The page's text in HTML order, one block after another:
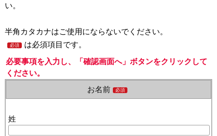
い。
半角カタカナはご使用にならないでください。
必須
は必須項目です。
必要事項を入力し、「確認画面へ」ボタンをクリックして
ください。
お名前
必須
姓